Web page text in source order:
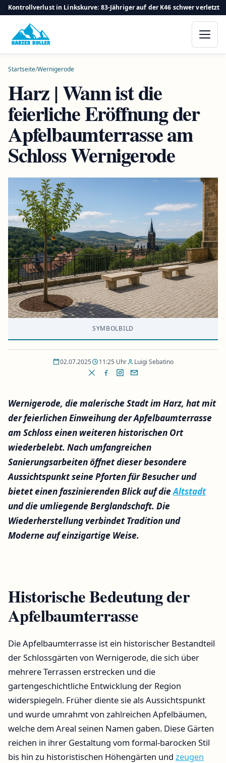
Kontrollverlust in Linkskurve: 83-Jähriger auf der K46 schwer verletzt
Startseite/Wernigerode
Harz | Wann ist die
feierliche Eröffnung der
Apfelbaumterrasse am
Schloss Wernigerode
SYMBOLBILD
02.07.2025 11:25 Uhr Luigi Sebatino
Wernigerode, die malerische Stadt im Harz, hat mit
der feierlichen Einweihung der Apfelbaumterrasse
am Schloss einen weiteren historischen Ort
wiederbelebt. Nach umfangreichen
Sanierungsarbeiten öffnet dieser besondere
Aussichtspunkt seine Pforten für Besucher und
bietet einen faszinierenden Blick auf dieAltstadt
und die umliegende Berglandschaft. Die
Wiederherstellung verbindet Tradition und
Moderne auf einzigartige Weise.
Historische Bedeutung der
Apfelbaumterrasse
Die Apfelbaumterrasse ist ein historischer Bestandteil
der Schlossgärten von Wernigerode, die sich über
mehrere Terrassen erstrecken und die
gartengeschichtliche Entwicklung der Region
widerspiegeln. Früher diente sie als Aussichtspunkt
und wurde umrahmt von zahlreichen Apfelbäumen,
welche dem Areal seinen Namen gaben. Diese Gärten
reichen in ihrer Gestaltung vom formal-barocken Stil
bis hin zu historistischen Höhengärten und zeugen